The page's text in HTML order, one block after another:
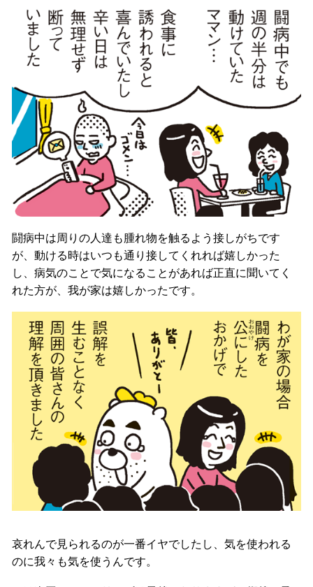
闘病中は周りの人達も腫れ物を触るよう接しがちです
が、動ける時はいつも通り接してくれれば嬉しかった
し、病気のことで気になることがあれば正直に聞いてく
れた方が、我が家は嬉しかったです。
哀れんで見られるのが一番イヤでしたし、気を使われる
のに我々も気を使うんです。